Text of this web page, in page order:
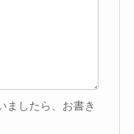
ましたら、お書き